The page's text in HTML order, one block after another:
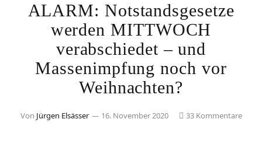
ALARM: Notstandsgesetze
werden MITTWOCH
verabschiedet – und
Massenimpfung noch vor
Weihnachten?
Von Jürgen Elsässer 16. November 2020 33 Kommentare